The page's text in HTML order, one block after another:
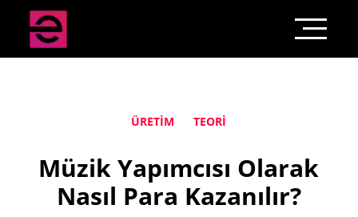
ÜRETIM TEORI
Müzik Yapımcısı Olarak
Nasıl Para Kazanılır?